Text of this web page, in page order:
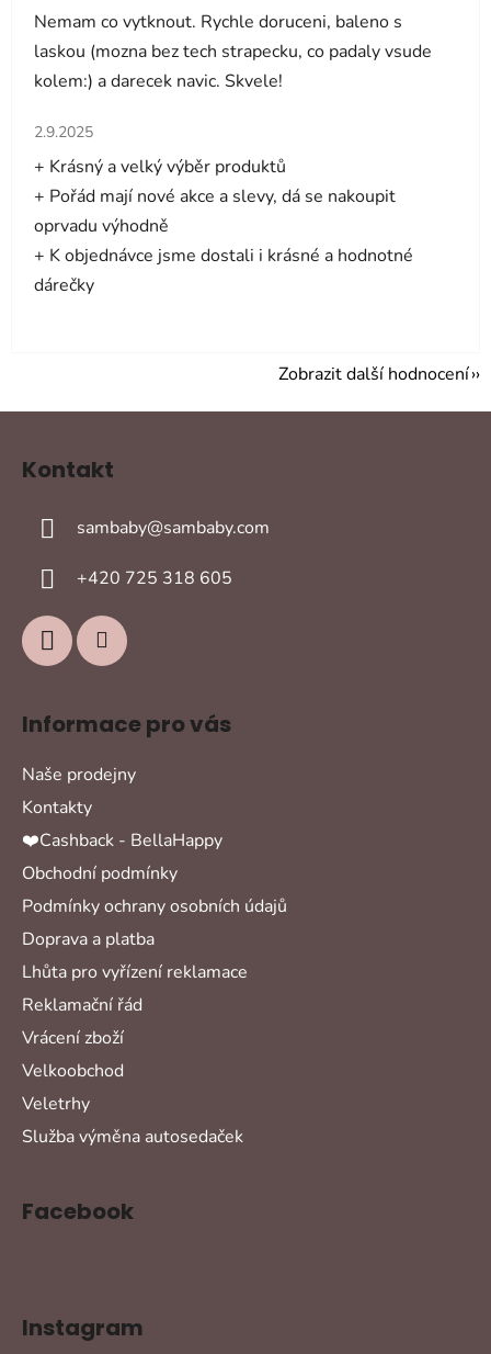
Nemam co vytknout. Rychle doruceni, baleno s
laskou (mozna bez tech strapecku, co padaly vsude
kolem:) a darecek navic. Skvele!
Hodnocení obchodu je 5 z 5 hvězdiček.
2.9.2025
+ Krásný a velký výběr produktů
+ Pořád mají nové akce a slevy, dá se nakoupit
oprvadu výhodně
+ K objednávce jsme dostali i krásné a hodnotné
dárečky
Zobrazit další hodnocení
Kontakt
sambaby@sambaby.com
+420 725 318 605
Informace pro vás
Naše prodejny
Kontakty
❤️Cashback - BellaHappy
Obchodní podmínky
Podmínky ochrany osobních údajů
Doprava a platba
Lhůta pro vyřízení reklamace
Reklamační řád
Vrácení zboží
Velkoobchod
Veletrhy
Služba výměna autosedaček
Facebook
Instagram